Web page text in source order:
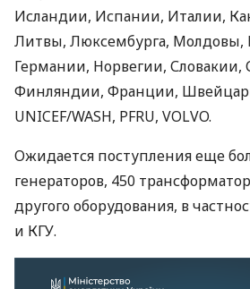
Исландии, Испании, Италии,
Литвы, Люксембурга, Молдовы,
Германии, Норвегии,
Финляндии, Франции,
UNICEF/WASH, PFRU, VOLVO.
Ожидается поступления еще
генераторов, 450
другого оборудования, в
и КГУ.